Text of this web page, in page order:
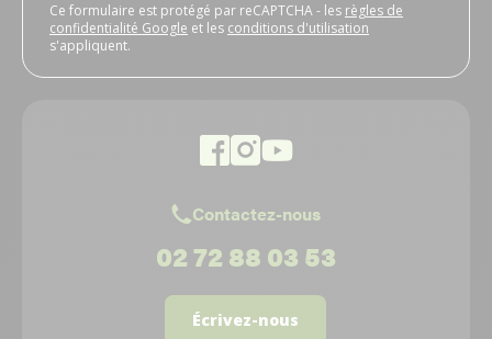
Ce formulaire est protégé par reCAPTCHA - les règles de
confidentialité Google et les conditions d'utilisation
s'appliquent.
Contactez-nous
02 72 88 03 53
Écrivez-nous